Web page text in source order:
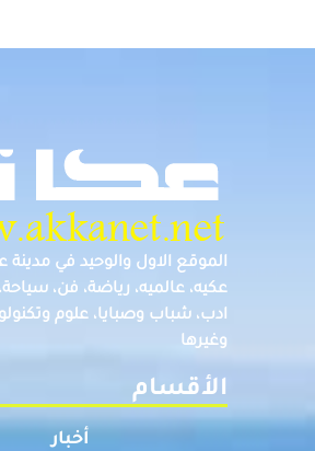
الموقع الاول والوحيد في مدينة
عكيه، عالميه، رياضة، فن،
ادب، شباب وصبايا، علوم
وغيرها
الأقسام
أخبار